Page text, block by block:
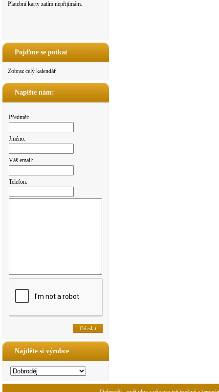
Platební karty zatím nepřijímám.
Pojďme se potkat
Zobraz celý kalendář
Napište nám:
Předmět:
Jméno:
Váš email:
Telefon:
Najděte si výrobce